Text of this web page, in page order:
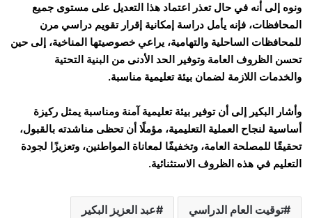
ونوه إلى أنه في حال تعذر اعتماد هذا التعديل على مستوى جميع
المحافظات، فإنه يأمل دراسة إمكانية إقرار تقويم دراسي مرن
للمحافظات الساحلية والتهامية، يراعي خصوصيتها المناخية، إلى حين
تحسن الظروف العامة وتوفير الحد الأدنى من البنية التحتية
والخدمات اللازمة لضمان بيئة تعليمية مناسبة.
وأشار البكير إلى أن توفير بيئة تعليمية آمنة ومناسبة يمثل ركيزة
أساسية لنجاح العملية التعليمية، مؤملًا أن تحظى مناشدته بالقبول،
تحقيقًا للمصلحة العامة، وتخفيفًا لمعاناة المواطنين، وتعزيزًا لجودة
التعليم في هذه الظروف الاستثنائية.
توقيت العام الدراسي عبد العزيز البكير